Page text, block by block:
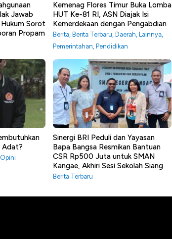
Jawab
Hukum Sorot
Propam
Kemenag Flores Timur Buka Lomba
HUT Ke-81 RI, ASN Diajak Isi
Kemerdekaan dengan Pengabdian
Berita, Berita Terbaru, Daerah, Lainnya,
Pemerintahan, Pendidikan
Adat?
Opini
Sinergi BRI Peduli dan Yayasan
Bapa Bangsa Resmikan Bantuan
CSR Rp500 Juta untuk SMAN
Kangae, Akhiri Sesi Sekolah Siang
Berita Terbaru